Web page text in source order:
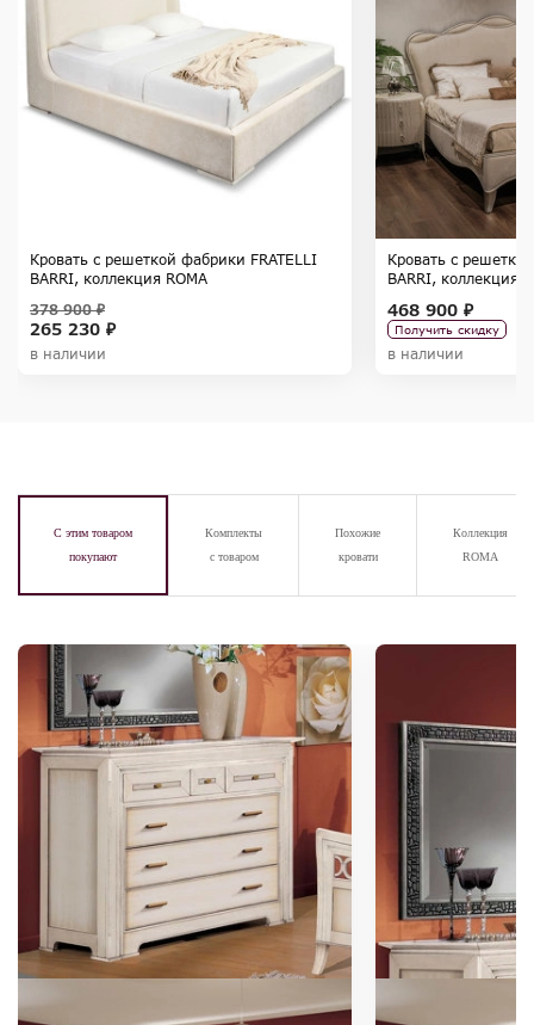
Кровать с решеткой фабрики FRATELLI
BARRI, коллекция ROMA
265 230 ₽
378 900 ₽
в наличии
Кровать с
BARRI, коллекция
468 900 ₽
Получить скидку
в наличии
С этим товаром
покупают
Комплекты
с товаром
Похожие
кровати
Коллекция
ROMA